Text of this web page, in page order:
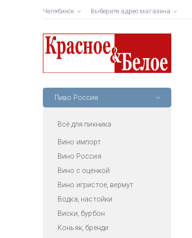
Челябинск Выберите адрес магазина
Пиво Россия
Всё для пикника
Вино импорт
Вино Россия
Вино с оценкой
Вино игристое, вермут
Водка, настойки
Виски, бурбон
Коньяк, бренди